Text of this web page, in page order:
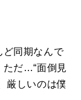
ど同期なんで
ただ…“面倒見
厳しいのは僕